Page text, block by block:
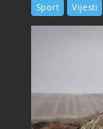
Sport Vijesti